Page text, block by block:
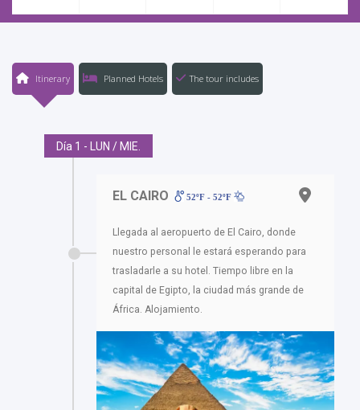
Itinerary Planned Hotels The tour includes
Día 1 - LUN / MIE.
EL CAIRO 52ºF - 52ºF
Llegada al aeropuerto de El Cairo, donde
nuestro personal le estará esperando para
trasladarle a su hotel. Tiempo libre en la
capital de Egipto, la ciudad más grande de
África. Alojamiento.